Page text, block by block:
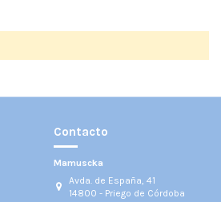
Contacto
Mamuscka
Avda. de España, 41
14800 - Priego de Córdoba